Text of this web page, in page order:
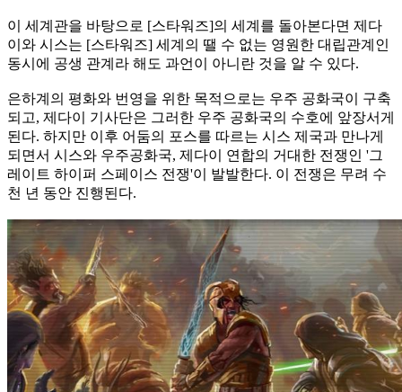
이 세계관을 바탕으로 [스타워즈]의 세계를 돌아본다면 제다
이와 시스는 [스타워즈] 세계의 땔 수 없는 영원한 대립관계인
동시에 공생 관계라 해도 과언이 아니란 것을 알 수 있다.
은하계의 평화와 번영을 위한 목적으로는 우주 공화국이 구축
되고, 제다이 기사단은 그러한 우주 공화국의 수호에 앞장서게
된다. 하지만 이후 어둠의 포스를 따르는 시스 제국과 만나게
되면서 시스와 우주공화국, 제다이 연합의 거대한 전쟁인 '그
레이트 하이퍼 스페이스 전쟁'이 발발한다. 이 전쟁은 무려 수
천 년 동안 진행된다.